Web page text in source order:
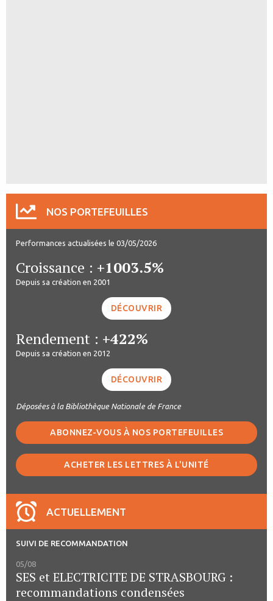
NOS PORTEFEUILLES
Performances actualisées le 03/05/2026
Croissance : +1003.5%
Depuis sa création en 2001
DÉCOUVRIR
Rendement : +422%
Depuis sa création en 2012
DÉCOUVRIR
Déposées à la Bibliothèque Nationale de France
ABONNEZ-VOUS À NOS PORTEFEUILLES
ACHETER LES LETTRES À L'UNITÉ
ACTUELLEMENT
SUIVI DE RECOMMANDATION
05/08
SES et ELECTRICITE DE STRASBOURG :
recommandations condensées